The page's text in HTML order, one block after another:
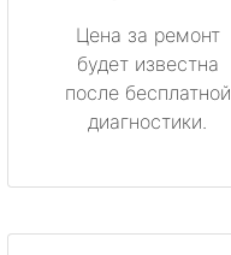
Цена за ремонт
будет известна
после бесплатной
диагностики.